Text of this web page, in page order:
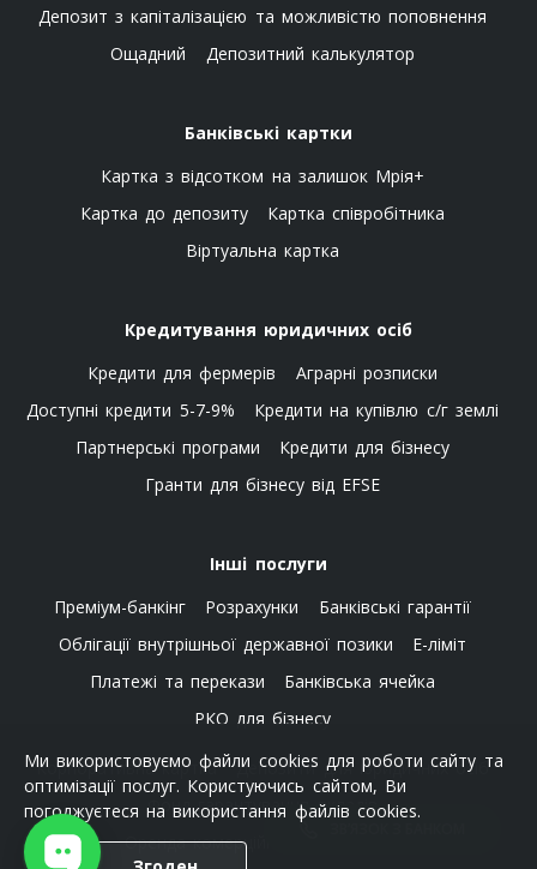
Депозит з капіталізацією та можливістю поповнення
Ощадний
Депозитний калькулятор
Банківські картки
Картка з відсотком на залишок Мрія+
Картка до депозиту
Картка співробітника
Віртуальна картка
Кредитування юридичних осіб
Кредити для фермерів
Аграрні розписки
Доступні кредити 5-7-9%
Кредити на купівлю с/г землі
Партнерські програми
Кредити для бізнесу
Гранти для бізнесу від EFSE
Інші послуги
Преміум-банкінг
Розрахунки
Банківські гарантії
Облігації внутрішньої державної позики
E-ліміт
Платежі та перекази
Банківська ячейка
РКО для бізнесу
Корпоративна картка
Депозити для юридичних осіб
Фонд гарантування вкладів
Оренда комерційної нерухомості
Ми використовуємо файли cookies для роботи сайту та
оптимізації послуг. Користуючись сайтом, Ви
погоджуєтеся на використання файлів cookies.